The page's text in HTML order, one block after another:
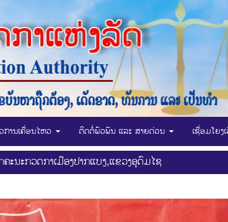
ການເຄື່ອນໄຫວ ຕິດຕໍ່ພົວພັນ ແລະ ສາຍດ່ວນ ເຊື່ອມໂຍງ
ນະກວດກາເມືອງປາກແບງ,ແຂວງອຸດົມໄຊ